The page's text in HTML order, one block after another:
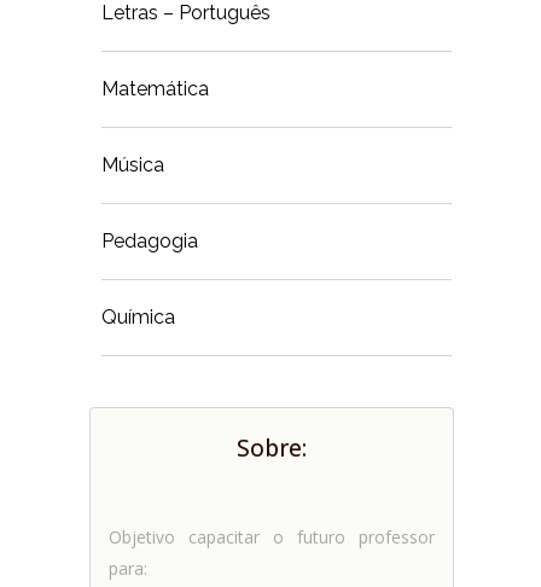
Letras – Português
Matemática
Música
Pedagogia
Química
Sobre:
Objetivo capacitar o futuro professor
para: